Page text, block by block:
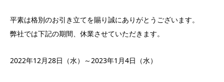
平素は格別のお引き立てを賜り誠にありがとうございます。
弊社では下記の期間、休業させていただきます。
2022年12月28日（水）～2023年1月4日（水）